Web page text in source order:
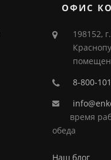
ОФИС
198152,
8-800-
время
обеда
Наш блог